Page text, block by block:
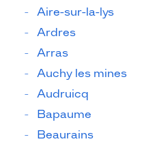
Aire-sur-la-lys
Ardres
Arras
Auchy les mines
Audruicq
Bapaume
Beaurains